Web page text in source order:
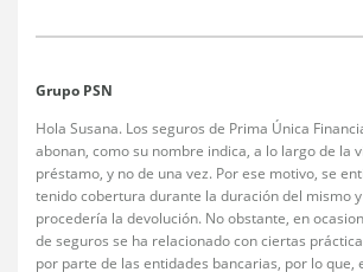
Grupo PSN
Hola Susana. Los seguros de Prima Única
abonan, como su nombre indica, a lo largo de la
préstamo, y no de una vez. Por ese motivo, se
tenido cobertura durante la duración del mismo
procedería la devolución. No obstante, en
de seguros se ha relacionado con ciertas
por parte de las entidades bancarias, por lo que,